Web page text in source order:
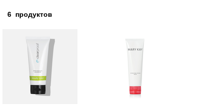
6 продуктов